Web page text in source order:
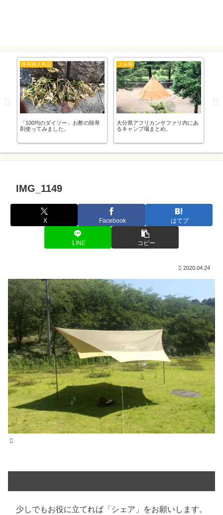
隊長購入商品
「100均のダイソー」お酢の除草
剤使ってみました。
大分県
大分県アフリカンサファリ内にあ
るキャンプ場まとめ。
IMG_1149
X Facebook はてブ
LINE コピー
2020.04.24
少しでもお役に立てれば「シェア」をお願いします。